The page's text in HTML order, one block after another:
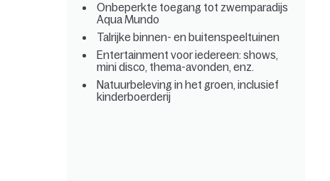
Onbeperkte toegang tot zwemparadijs
Aqua Mundo
Talrijke binnen- en buitenspeeltuinen
Entertainment voor iedereen: shows,
mini disco, thema-avonden, enz.
Natuurbeleving in het groen, inclusief
kinderboerderij